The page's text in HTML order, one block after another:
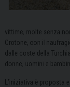
vittime, molte senza
Crotone, con il
dalle coste della
donne, uomini e
L’iniziativa è